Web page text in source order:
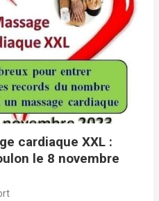
cardiaque XXL :
le 8 novembre